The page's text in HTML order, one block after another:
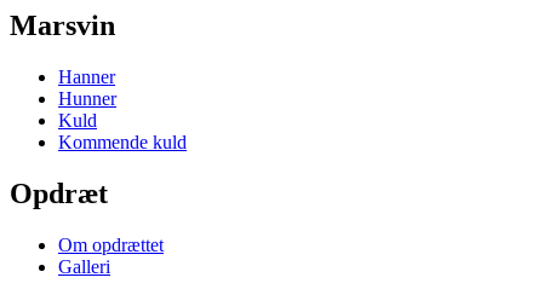
Marsvin
Hanner
Hunner
Kuld
Kommende kuld
Opdræt
Om opdrættet
Galleri